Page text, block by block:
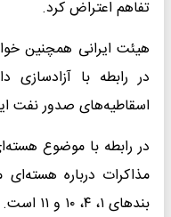
تفاهم اعتراض کرد.
هیئت ایرانی همچنین
در رابطه با آزادسازی
اسقاطیه‌های صدور نفت
در رابطه با موضوع
مذاکرات درباره
بند‌های ۱، ۴، ۱۰ و ۱۱ است.